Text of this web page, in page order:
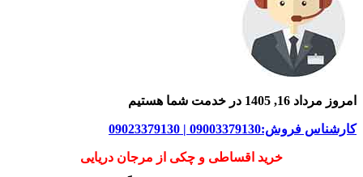
امروز مرداد 16, 1405 در خدمت شما هستیم
کارشناس فروش:09003379130 | 09023379130
خرید اقساطی و چکی از مرجان دریایی